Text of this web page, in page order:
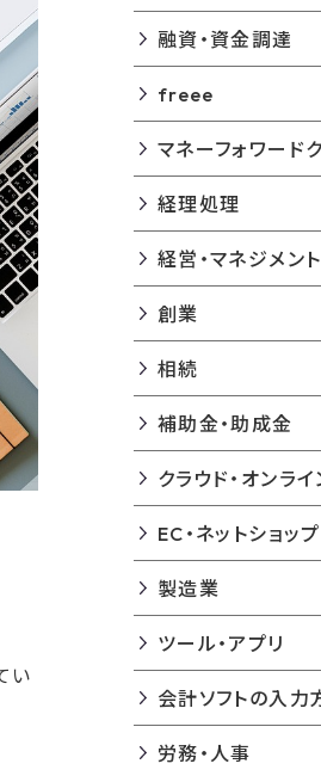
い
融資・資金調達
freee
マネーフォワード
経理処理
経営・マネジメント
創業
相続
補助金・助成金
クラウド・オンラ
EC・ネットショップ
製造業
ツール・アプリ
会計ソフトの入力
労務・人事